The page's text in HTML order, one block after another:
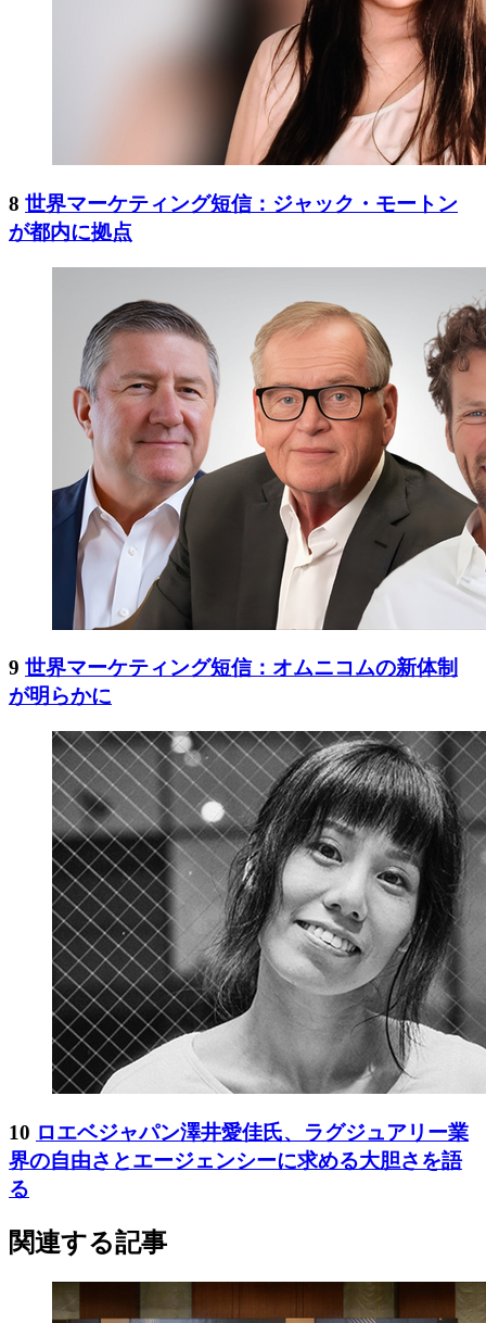
8 世界マーケティング短信：ジャック・モートン
が都内に拠点
9 世界マーケティング短信：オムニコムの新体制
が明らかに
10 ロエベジャパン澤井愛佳氏、ラグジュアリー業
界の自由さとエージェンシーに求める大胆さを語
る
関連する記事